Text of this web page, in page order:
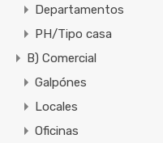
Departamentos
PH/Tipo casa
B) Comercial
Galpónes
Locales
Oficinas